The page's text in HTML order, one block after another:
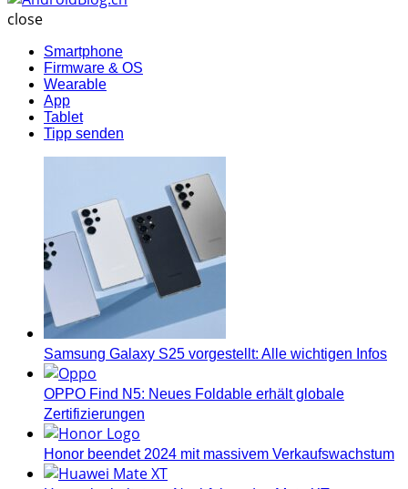
close
Smartphone
Firmware & OS
Wearable
App
Tablet
Tipp senden
Samsung Galaxy S25 vorgestellt: Alle wichtigen Infos
OPPO Find N5: Neues Foldable erhält globale
Zertifizierungen
Honor beendet 2024 mit massivem Verkaufswachstum